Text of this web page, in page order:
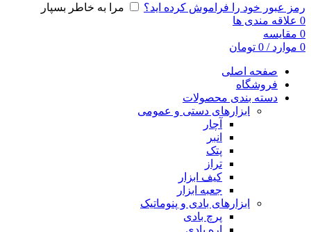
رمز عبور خود را فراموش کرده اید؟
مرا به خاطر بسپار
0 علاقه مندی ها
0 مقایسه
0 موارد /
0 تومان
صفحه اصلی
فروشگاه
دسته بندی محصولات
ابزارهای دستی و عمومی
آچار
انبر
پتک
تراز
کیف ابزار
جعبه ابزار
ابزارهای بادی و پنوماتیک
پرچ بادی
اره بادی